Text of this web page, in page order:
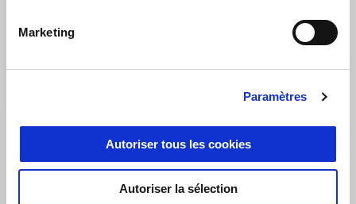
Marketing
Paramètres
Autoriser tous les cookies
Autoriser la sélection